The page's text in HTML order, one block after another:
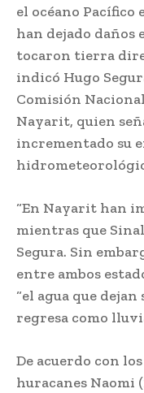
el océano Pacífico
han dejado daños
tocaron tierra
indicó Hugo
Comisión
Nayarit, quien
incrementado su
“En Nayarit han
mientras que
Segura. Sin
entre ambos
“el agua que
regresa como
De acuerdo con
huracanes Naomi